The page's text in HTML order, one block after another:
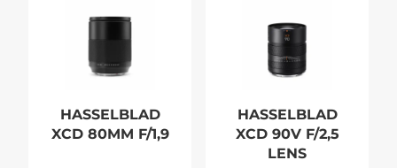
HASSELBLAD
XCD 80MM F/1,9
HASSELBLAD
XCD 90V F/2,5
LENS